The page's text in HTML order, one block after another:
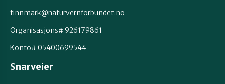
finnmark@naturvernforbundet.no
Organisasjons# 926179861
Konto# 05400699544
Snarveier